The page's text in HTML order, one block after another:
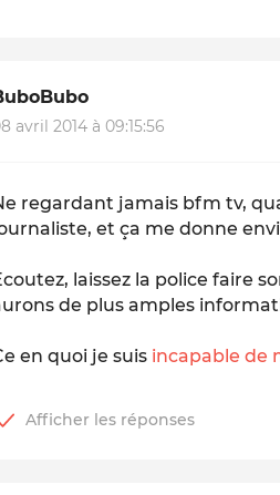
avril 2014 à 09:15:56
regardant jamais bfm tv,
et ça me donne
laissez la police faire
de plus amples
en quoi je suis incapable de